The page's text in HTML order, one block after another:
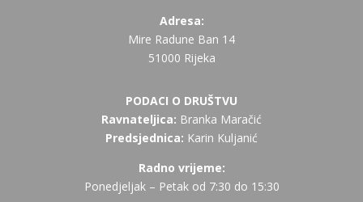
Adresa:
Mire Radune Ban 14
51000 Rijeka
PODACI O DRUŠTVU
Ravnateljica: Branka Maračić
Predsjednica: Karin Kuljanić
Radno vrijeme:
Ponedjeljak – Petak od 7:30 do 15:30